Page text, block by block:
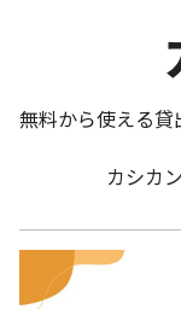
無料から使える
カシカ